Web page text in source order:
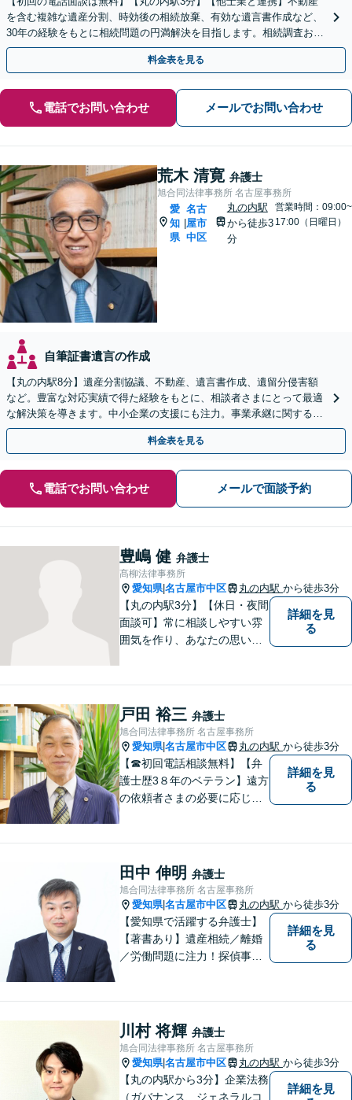
を含む複雑な遺産分割、時効後の相続放棄、有効な遺言書作成など、
30年の経験をもとに相続問題の円満解決を目指します。相続調査お任
せパックあり【出張対応可】【夜間休日対応】
料金表を見る
電話でお問い合わせ メールでお問い合わせ
荒木 清寛 弁護士
旭合同法律事務所 名古屋事務所
愛
知
県
名古
屋市
中区
丸の内駅
から徒歩3
分
営業時間：09:00~
17:00（日曜日）
自筆証書遺言の作成
【丸の内駅8分】遺産分割協議、不動産、遺言書作成、遺留分侵害額
など。豊富な対応実績で得た経験をもとに、相談者さまにとって最適
な解決策を導きます。中小企業の支援にも注力。事業承継に関する内
容もお気軽にご相談ください【初回面談無料】
料金表を見る
電話でお問い合わせ メールで面談予約
豊嶋 健 弁護士
髙柳法律事務所
愛知県|名古屋市中区 丸の内駅 から徒歩3分
【丸の内駅3分】【休日・夜間
面談可】常に相談しやすい雰
囲気を作り、あなたの思いを
観点を踏まえた解決の見通し
を丁寧に説明し、最適な方法
を見つけていきます。
詳細を見
る
戸田 裕三 弁護士
旭合同法律事務所 名古屋事務所
愛知県|名古屋市中区 丸の内駅 から徒歩3分
【☎︎初回電話相談無料】【弁
護士歴3８年のベテラン】遠方
の依頼者さまの必要に応じて
っては分割払いにも対応させ
ていただいております【地下
鉄鶴舞線丸の内駅より徒歩５
分】
詳細を見
る
田中 伸明 弁護士
旭合同法律事務所 名古屋事務所
愛知県|名古屋市中区 丸の内駅 から徒歩3分
【愛知県で活躍する弁護士】
【著書あり】遺産相続／離婚
／労働問題に注力！探偵事務
す。お困りごとがあれば、お
気軽にご相談を！【法テラス
可】
詳細を見
る
川村 将輝 弁護士
旭合同法律事務所 名古屋事務所
愛知県|名古屋市中区 丸の内駅 から徒歩3分
【丸の内駅から3分】企業法務
（ガバナンス、ジェネラルコ
詳細を見